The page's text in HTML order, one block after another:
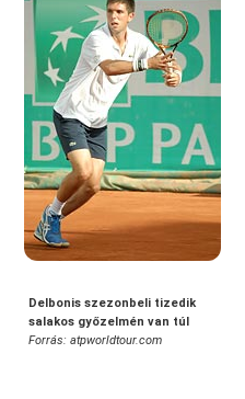
Delbonis szezonbeli tizedik
salakos győzelmén van túl
Forrás: atpworldtour.com